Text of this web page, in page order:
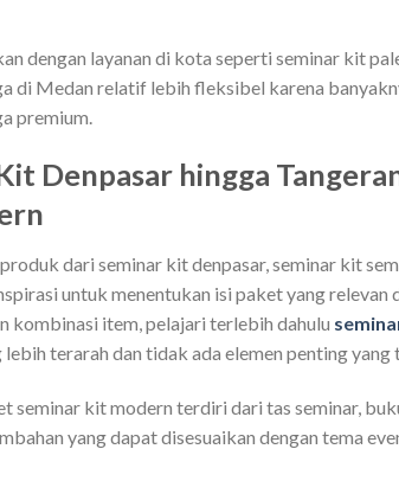
dengan layanan di kota seperti seminar kit
di Medan relatif lebih fleksibel karena
premium.
Denpasar hingga
dari seminar kit denpasar, seminar kit
untuk menentukan isi paket yang
kombinasi item, pelajari terlebih dahulu
lebih terarah dan tidak ada elemen penting yang
seminar kit modern terdiri dari tas seminar,
yang dapat disesuaikan dengan tema